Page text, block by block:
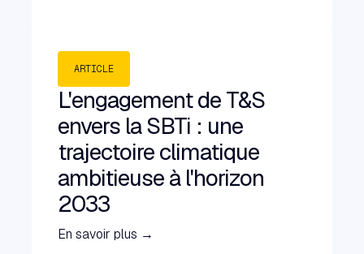
ARTICLE
L'engagement de T&S
envers la SBTi : une
trajectoire climatique
ambitieuse à l'horizon
2033
En savoir plus →